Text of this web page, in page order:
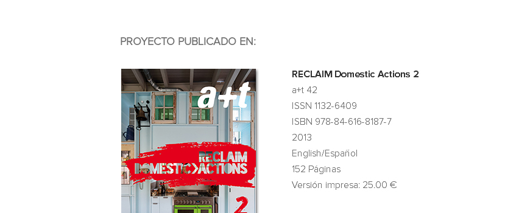
PROYECTO PUBLICADO EN: